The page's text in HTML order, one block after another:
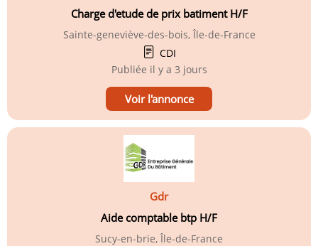
Charge d'etude de prix batiment H/F
Sainte-geneviève-des-bois, Île-de-France
CDI
Publiée il y a 3 jours
Voir l'annonce
Gdr
Aide comptable btp H/F
Sucy-en-brie, Île-de-France